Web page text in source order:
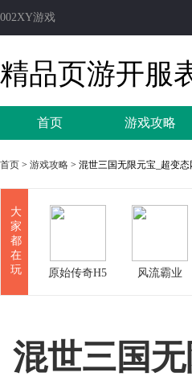
002XY游戏
精品页游开服
首页 游戏攻略
首页 > 游戏攻略 > 混世三国无限元宝_超变
大
家
都
在
玩
原始传奇H5 风流霸业
混世三国